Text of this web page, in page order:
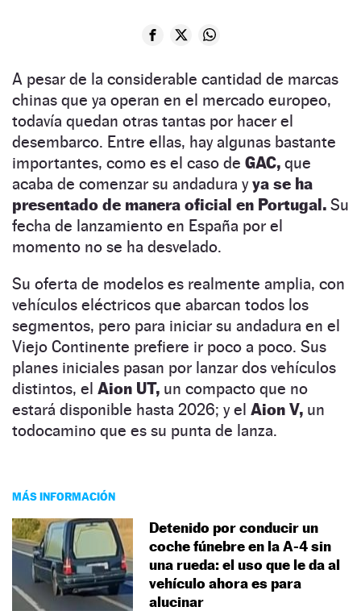
A pesar de la considerable cantidad de marcas
chinas que ya operan en el mercado europeo,
todavía quedan otras tantas por hacer el
desembarco. Entre ellas, hay algunas bastante
importantes, como es el caso de GAC, que
acaba de comenzar su andadura yya se ha
presentado de manera oficial en Portugal. Su
fecha de lanzamiento en España por el
momento no se ha desvelado.
Su oferta de modelos es realmente amplia, con
vehículos eléctricos que abarcan todos los
segmentos, pero para iniciar su andadura en el
Viejo Continente prefiere ir poco a poco. Sus
planes iniciales pasan por lanzar dos vehículos
distintos, el Aion UT, un compacto que no
estará disponible hasta 2026; y el Aion V, un
todocamino que es su punta de lanza.
MÁS INFORMACIÓN
Detenido por conducir un
coche fúnebre en la A-4 sin
una rueda: el uso que le da al
vehículo ahora es para
alucinar